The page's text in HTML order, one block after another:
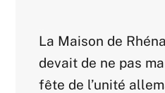
La Maison de
devait de ne pas
fête de l’unité